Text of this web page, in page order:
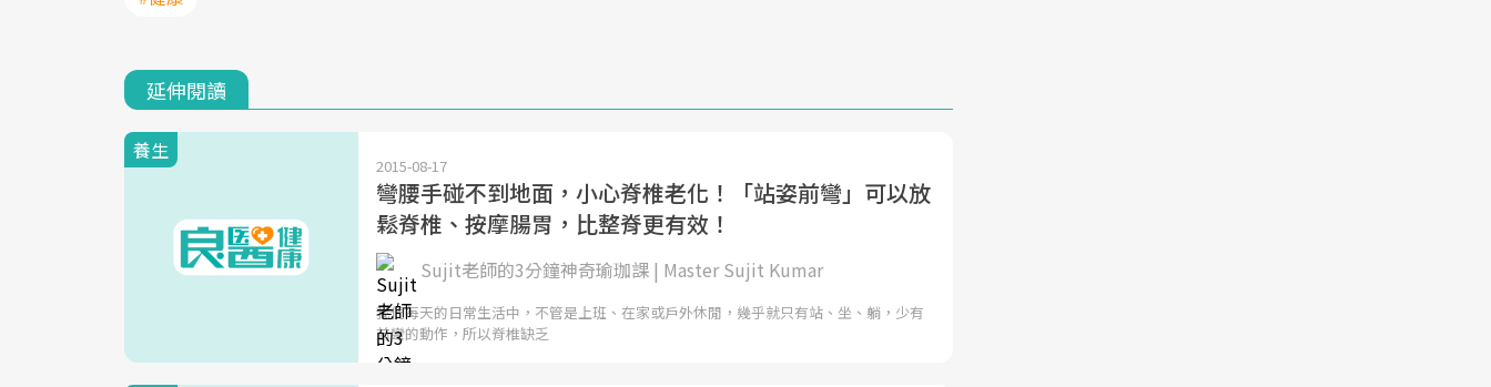
延伸閱讀
養生
2015-08-17
彎腰手碰不到地面，小心脊椎老化！「站姿前彎」可以放
鬆脊椎、按摩腸胃，比整脊更有效！
Sujit老師的3分鐘神奇瑜珈課 | Master Sujit Kumar
我們每天的日常生活中，不管是上班、在家或戶外休閒，幾乎就只有站、坐、躺，少有
前彎的動作，所以脊椎缺乏